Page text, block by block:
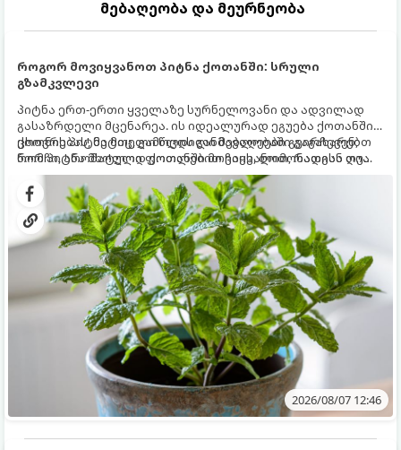
მებაღეობა და მეურნეობა
როგორ მოვიყვანოთ პიტნა ქოთანში: სრული
გზამკვლევი
პიტნა ერთ-ერთი ყველაზე სურნელოვანი და ადვილად
გასაზრდელი მცენარეა. ის იდეალურად ეგუება ქოთანში
ცხოვრებას, მეტიც, გამოცდილი მებაღეები გვირჩევენ,
რომ პიტნა მხოლოდ ქოთანში მოვიყვანოთ, რადგან ღია
გრუნტში (ბაღში) დარგვისას ის ფესვებით ძალიან
სწრაფად ვრცელდება და სხვა მცენარეებს ავიწროებს.
ქოთნის პიტნა მთელი წლის განმავლობაში გაგახარებთ
ნორჩი, არომატული ფოთლებით ჩაის, ლიმონათისა თუ
კერძებისთვის.
2026/08/07 12:46